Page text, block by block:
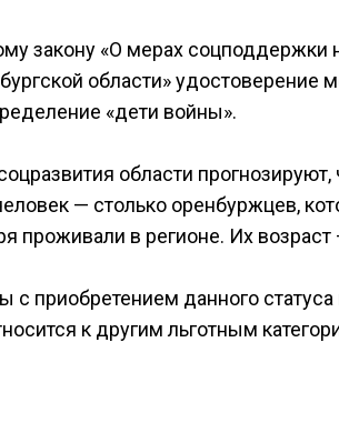
закону «О мерах соцподдержки
области»
«дети войны».
области прогнозируют,
— столько оренбуржцев,
проживали в регионе. Их
с приобретением данного
к другим льготным